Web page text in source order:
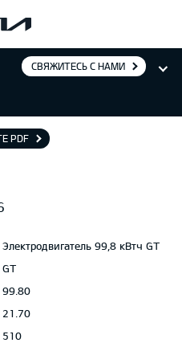
СВЯЖИТЕСЬ С НАМИ
PDF
Электродвигатель 99,8 кВтч GT
GT
99.80
21.70
510